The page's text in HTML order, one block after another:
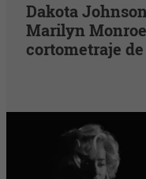
Dakota
Marilyn
cortometraje